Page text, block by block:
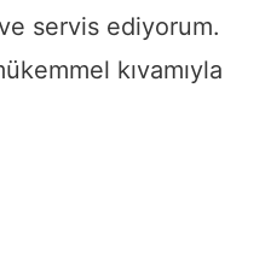
servis ediyorum.
kıvamıyla